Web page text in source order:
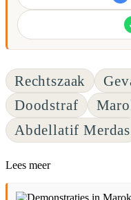
Rechtszaak
Doodstraf
Abdellatif Merdas
Lees meer